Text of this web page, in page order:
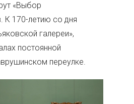
«Выбор
К 170-летию со дня
галереи»,
постоянной
переулке.